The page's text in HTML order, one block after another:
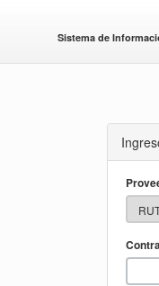
Sistema de